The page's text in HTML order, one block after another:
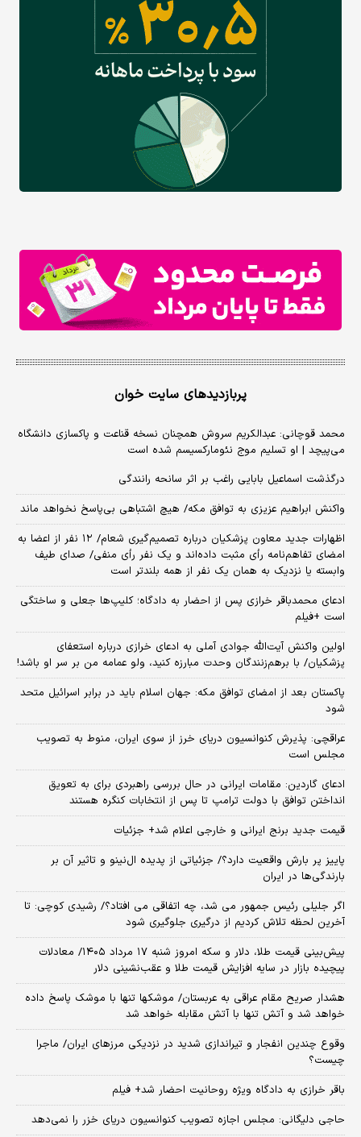
پربازدیدهای سایت خوان
محمد قوچانی: عبدالکریم سروش همچنان نسخه قناعت و پاکسازی دانشگاه
می‌پیچد | او تسلیم موج نئومارکسیسم شده است
درگذشت اسماعیل بابایی راغب بر اثر سانحه رانندگی
واکنش ابراهیم عزیزی به توافق مکه/ هیچ اشتباهی بی‌پاسخ نخواهد ماند
اظهارات جدید معاون پزشکیان درباره تصمیم‌گیری شعام/ ۱۲ نفر از اعضا به
امضای تفاهم‌نامه رأی مثبت داده‌اند و یک نفر رأی منفی/ صدای طیف
وابسته یا نزدیک به همان یک نفر از همه بلندتر است
ادعای محمدباقر خرازی پس از احضار به دادگاه؛ کلیپ‌ها جعلی و ساختگی
است +فیلم
اولین واکنش آیت‌الله جوادی آملی به ادعای خرازی درباره استعفای
پزشکیان/ با برهم‌زنندگان وحدت مبارزه کنید، ولو عمامه من بر سر او باشد!
پاکستان بعد از امضای توافق مکه: جهان اسلام باید در برابر اسرائیل متحد
شود
عراقچی: پذیرش کنوانسیون دریای خرز از سوی ایران، منوط به تصویب
مجلس است
ادعای گاردین: مقامات ایرانی در حال بررسی راهبردی برای به تعویق
انداختن توافق با دولت ترامپ تا پس از انتخابات کنگره هستند
قیمت جدید برنج ایرانی و خارجی اعلام شد+ جزئیات
پاییز پر بارش واقعیت دارد؟/ جزئیاتی از پدیده ال‌نینو و تاثیر آن بر
بارندگی‌ها در ایران
اگر جلیلی رئیس جمهور می شد، چه اتفاقی می افتاد؟/ رشیدی کوچی: تا
آخرین لحظه تلاش کردیم از درگیری جلوگیری شود
پیش‌بینی قیمت طلا، دلار و سکه امروز شنبه ۱۷ مرداد ۱۴۰۵/ معادلات
پیچیده بازار در سایه افزایش قیمت طلا و عقب‌نشینی دلار
هشدار صریح مقام عراقی به عربستان/ موشکها تنها با موشک پاسخ داده
خواهد شد و آتش تنها با آتش مقابله خواهد شد
وقوع چندین انفجار و تیراندازی شدید در نزدیکی مرز‌های ایران/ ماجرا
چیست؟
باقر خرازی به دادگاه ویژه روحانیت احضار شد+ فیلم
حاجی دلیگانی: مجلس اجازه تصویب کنوانسیون دریای خزر را نمی‌دهد